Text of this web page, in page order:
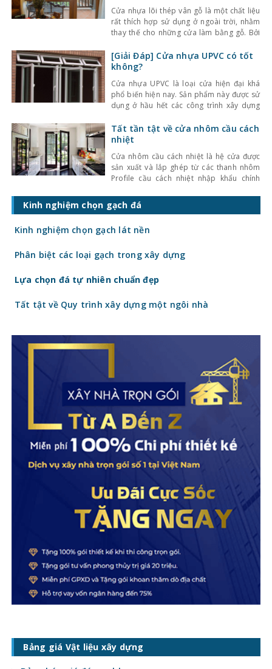
Cửa nhựa lõi thép vân gỗ là một chất liệu
rất thích hợp sử dụng ở ngoài trời, nhằm
thay thế cho những cửa làm bằng gỗ. Bởi
độ bền rất cao và chống chịu được mọi
thời tiết. Lắp đặt cửa nhựa vân gỗ
[Giải Đáp] Cửa nhựa UPVC có tốt
không?
Cửa nhựa UPVC là loại cửa hiện đại khá
phổ biến hiện nay. Sản phẩm này được sử
dụng ở hầu hết các công trình xây dựng
người thắc mắc và đặt ra câu hỏi: “Cửa
nhựa UPVC có tốt không?” ngay sau đây
Tất tần tật về cửa nhôm cầu cách
nhiệt
Cửa nhôm cầu cách nhiệt là hệ cửa được
sản xuất và lắp ghép từ các thanh nhôm
Profile cầu cách nhiệt nhập khẩu chính
đồng bộ tạo nên một hệ cửa cách âm cách
nhiệt hoàn hảo, giúp tiết kiệm điện năng
Kinh nghiệm chọn gạch đá
Kinh nghiệm chọn gạch lát nền
Phân biệt các loại gạch trong xây dựng
Lựa chọn đá tự nhiên chuẩn đẹp
Tất tật về Quy trình xây dựng một ngôi nhà
Bảng giá Vật liệu xây dựng